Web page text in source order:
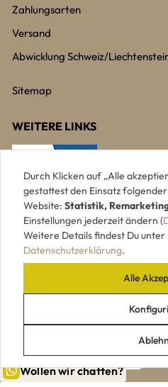
Wollen wir chatten?
Zahlungsarten
Versand
Abwicklung Schweiz/
Sitemap
WEITERE LINKS
UNSERE ZAHLUNGSARTEN
Durch Klicken auf „Alle
gestattest den Einsatz
Website: Statistik,
Einstellungen jederzeit ändern (
Weitere Details findest Du
Datenschutzerklärung.
Alle